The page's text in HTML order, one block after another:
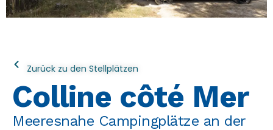
Zurück zu den Stellplätzen
Colline côté Mer
Meeresnahe Campingplätze an der